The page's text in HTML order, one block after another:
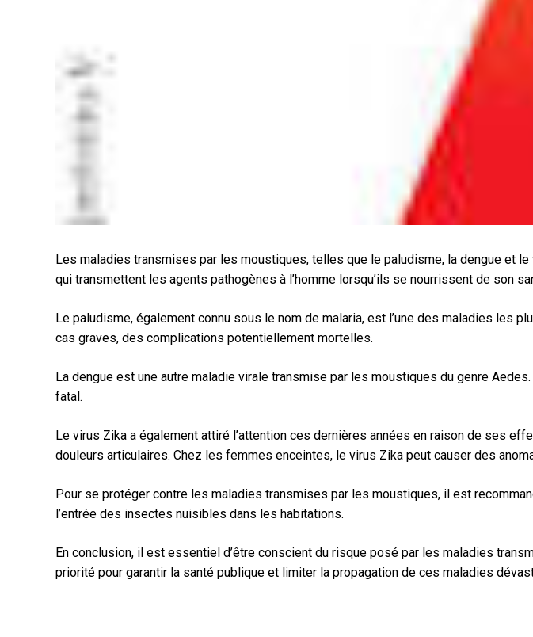
Les maladies transmises par les moustiques, telles que le paludisme, la dengue et
qui transmettent les agents pathogènes à l’homme lorsqu’ils se nourrissent de son
Le paludisme, également connu sous le nom de malaria, est l’une des maladies
cas graves, des complications potentiellement mortelles.
La dengue est une autre maladie virale transmise par les moustiques du genre
fatal.
Le virus Zika a également attiré l’attention ces dernières années en raison de ses
douleurs articulaires. Chez les femmes enceintes, le virus Zika peut causer des
Pour se protéger contre les maladies transmises par les moustiques, il est
l’entrée des insectes nuisibles dans les habitations.
En conclusion, il est essentiel d’être conscient du risque posé par les maladies
priorité pour garantir la santé publique et limiter la propagation de ces maladies